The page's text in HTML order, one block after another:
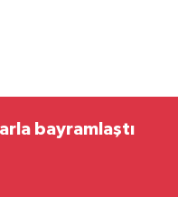
bayramlaştı